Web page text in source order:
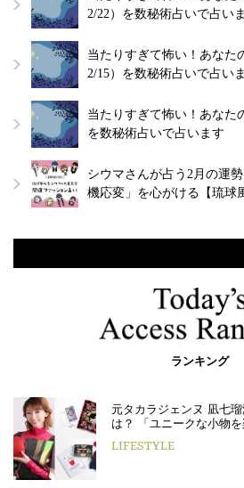
2/22）を数秘術占いで占い
当たりすぎて怖い！あなた
2/15）を数秘術占いで占い
当たりすぎて怖い！あなた
を数秘術占いで占います
シウマさんが占う2月の運
機応変」を心がける【琉球
ランキング
元タカラジェンヌ 凪七
は？ 「ユニークな小物
LIFESTYLE